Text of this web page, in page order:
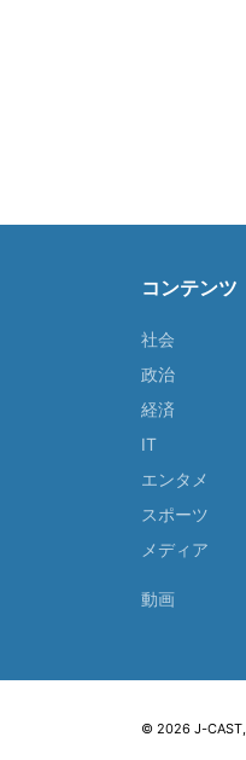
コンテンツ
社会
政治
経済
IT
エンタメ
スポーツ
メディア
動画
© 2026 J-